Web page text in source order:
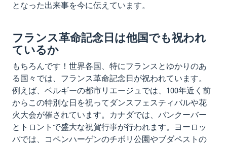
となった出来事を今に伝えています。
フランス革命記念日は他国でも祝われ
ているか
もちろんです！世界各国、特にフランスとゆかりのあ
る国々では、フランス革命記念日が祝われています。
例えば、ベルギーの都市リエージュでは、100年近く前
からこの特別な日を祝ってダンスフェスティバルや花
火大会が催されています。カナダでは、バンクーバー
とトロントで盛大な祝賀行事が行われます。ヨーロッ
パでは、コペンハーゲンのチボリ公園やブダペストの